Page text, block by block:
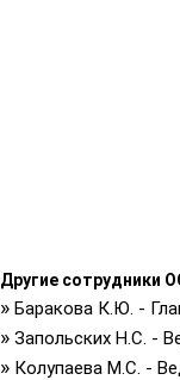
Другие сотрудники
» Баракова К.Ю. -
» Запольских Н.С. -
» Колупаева М.С. -